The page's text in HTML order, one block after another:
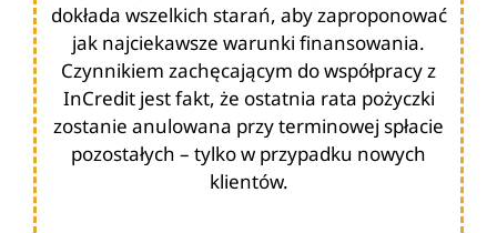
dokłada wszelkich starań, aby zaproponować
jak najciekawsze warunki finansowania.
Czynnikiem zachęcającym do współpracy z
InCredit jest fakt, że ostatnia rata pożyczki
zostanie anulowana przy terminowej spłacie
pozostałych – tylko w przypadku nowych
klientów.